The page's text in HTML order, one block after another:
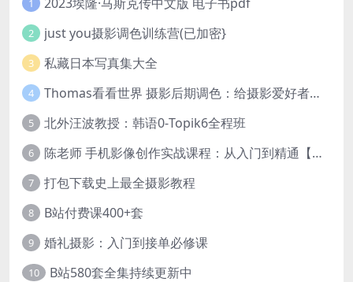
1
2 just you摄影调色训练营(已加密}
3 私藏日本写真集大全
4 Thomas看看世界 摄影后期调色：给摄影爱好者的色彩课 网盘下载
5 北外汪波教授：韩语0-Topik6全程班
6 陈老师 手机影像创作实战课程：从入门到精通【完结】
7 打包下载史上最全摄影教程
8 B站付费课400+套
9 婚礼摄影：入门到接单必修课
10 B站580套全集持续更新中